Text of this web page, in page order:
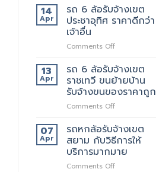
ด้วย
มั้ย
บริการ
อะไร
บ้าง
ทาง
6
ล้อ
รับจ้าง
สุขสวัสดิ์
บริการ24ชั่วโมง
14
Apr
รถ 6 ล้อรับจ้างเขต
ประชาอุทิศ ราคาดีกว่า
เจ้าอื่น
Comments Offon
6
ล้อ
รับจ้าง
เขต
ประชาอุทิศ
ดี
กว่า
เจ้า
อื่น
13
Apr
รถ 6 ล้อรับจ้างเขต
ราชเทวี ขนย้ายบ้าน
รับจ้างขนของราคาถูก
Comments Offon
6
ล้อ
รับจ้าง
เขต
ราชเทวี
07
Apr
รถหกล้อรับจ้างเขต
สยาม กับวิธีการให้
บริการมากมาย
Comments Offon